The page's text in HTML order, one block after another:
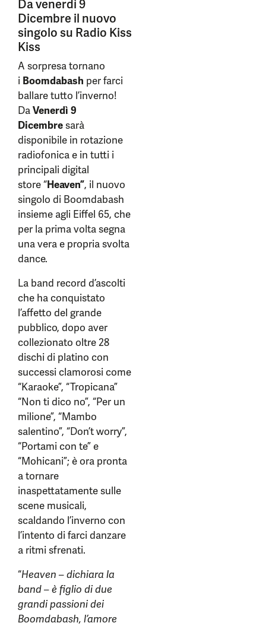
Da venerdì 9
Dicembre il nuovo
singolo su Radio Kiss
Kiss
A sorpresa tornano
i Boomdabash per farci
ballare tutto l’inverno!
DaVenerdì 9
Dicembresarà
disponibile in rotazione
radiofonica e in tutti i
principali digital
store “Heaven”, il nuovo
singolo di Boomdabash
insieme agli Eiffel 65, che
per la prima volta segna
una vera e propria svolta
dance.
La band record d’ascolti
che ha conquistato
l’affetto del grande
pubblico, dopo aver
collezionato oltre 28
dischi di platino con
successi clamorosi come
“Karaoke”, “Tropicana”
“Non ti dico no”, “Per un
milione”, “Mambo
salentino”, “Don’t worry”,
“Portami con te” e
“Mohicani”; è ora pronta
a tornare
inaspettatamente sulle
scene musicali,
scaldando l’inverno con
l’intento di farci danzare
a ritmi sfrenati.
“Heaven – dichiara la
band – è figlio di due
grandi passioni dei
Boomdabash, l’amore